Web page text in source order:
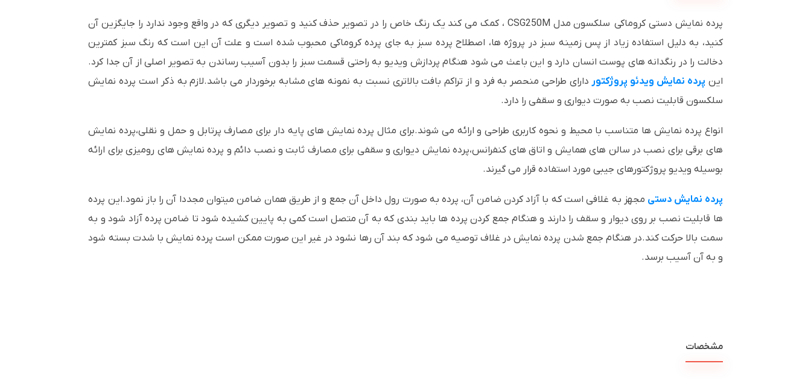
پرده نمایش دستی کروماکی سلکسون مدل CSG250M ، کمک می کند یک رنگ خاص را در تصویر حذف کنید و تصویر دیگری که در واقع وجود ندارد را جایگزین آن
کنید، به دلیل استفاده زیاد از پس زمینه سبز در پروژه ها، اصطلاح پرده سبز به جای پرده کروماکی محبوب شده است و علت آن این است که رنگ سبز کمترین
دخالت را در رنگدانه های پوست انسان دارد و این باعث می شود هنگام پردازش ویدیو به راحتی قسمت سبز را بدون آسیب رساندن به تصویر اصلی از آن جدا کرد.
این پرده نمایش ویدئو پروژکتوردارای طراحی منحصر به فرد و از تراکم بافت بالاتری نسبت به نمونه های مشابه برخوردار می باشد.لازم به ذکر است پرده نمایش
سلکسون قابلیت نصب به صورت دیواری و سقفی را دارد.
انواع پرده نمایش ها متناسب با محیط و نحوه کاربری طراحی و ارائه می شوند.برای مثال پرده نمایش های پایه دار برای مصارف پرتابل و حمل و نقلی،پرده نمایش
های برقی برای نصب در سالن های همایش و اتاق های کنفرانس،پرده نمایش دیواری و سقفی برای مصارف ثابت و نصب دائم و پرده نمایش های رومیزی برای ارائه
بوسیله ویدیو پروژکتورهای جیبی مورد استفاده قرار می گیرند.
پرده نمایش دستی مجهز به غلافی است که با آزاد کردن ضامن آن، پرده به صورت رول داخل آن جمع و از طریق همان ضامن میتوان مجددا آن را باز نمود.این پرده
ها قابلیت نصب بر روی دیوار و سقف را دارند و هنگام جمع کردن پرده ها باید بندی که به آن متصل است کمی به پایین کشیده شود تا ضامن پرده آزاد شود و به
سمت بالا حرکت کند.در هنگام جمع شدن پرده نمایش در غلاف توصیه می شود که بند آن رها نشود در غیر این صورت ممکن است پرده نمایش با شدت بسته شود
و به آن آسیب برسد.
مشخصات